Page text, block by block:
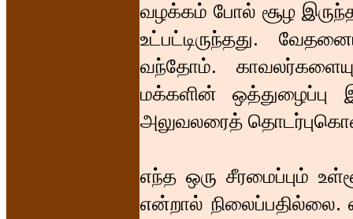
வழக்கம் போல் சூழ
உட்பட்டிருந்தது.
வந்தோம்.
மக்களின் ஒத்துழைப்பு
அலுவலரைத்
எந்த ஒரு சீரமைப்பும்
என்றால் நிலைப்பதில்லை.